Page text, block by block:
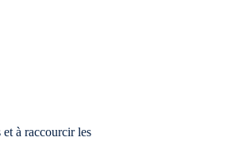
à raccourcir les